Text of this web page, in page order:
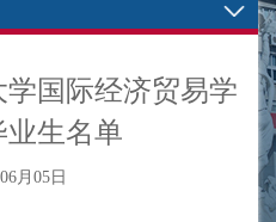
学国际经济贸易学
业生名单
月05日